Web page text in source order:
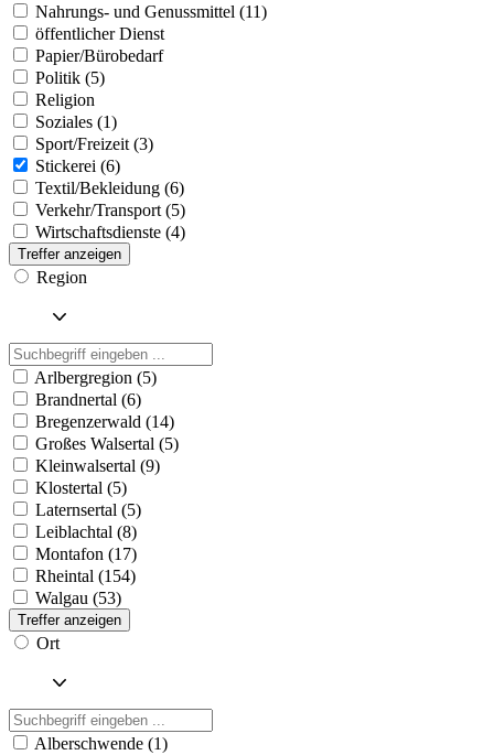
Nahrungs- und Genussmittel (11)
öffentlicher Dienst
Papier/Bürobedarf
Politik (5)
Religion
Soziales (1)
Sport/Freizeit (3)
Stickerei (6)
Textil/Bekleidung (6)
Verkehr/Transport (5)
Wirtschaftsdienste (4)
Treffer anzeigen
Region
Arlbergregion (5)
Brandnertal (6)
Bregenzerwald (14)
Großes Walsertal (5)
Kleinwalsertal (9)
Klostertal (5)
Laternsertal (5)
Leiblachtal (8)
Montafon (17)
Rheintal (154)
Walgau (53)
Treffer anzeigen
Ort
Alberschwende (1)